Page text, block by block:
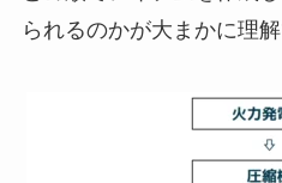
られるのかが大まかに理解